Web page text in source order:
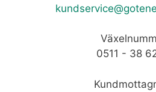
0511 - 38